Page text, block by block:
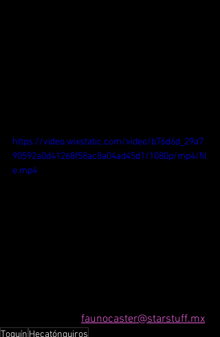
https://video.wixstatic.com/video/b76d6d_29a7
90592a0d41268f58ac8a04ad45d1/1080p/mp4/fil
e.mp4
faunocaster@starstuff.mx
Toquín Hecatónquiros